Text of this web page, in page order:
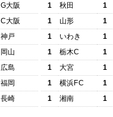
G大阪
C大阪
神戸
岡山
広島
福岡
長崎
1
秋田
1
1
山形
1
1
いわき
1
1
栃木C
1
1
大宮
1
1
横浜FC
1
1
湘南 1